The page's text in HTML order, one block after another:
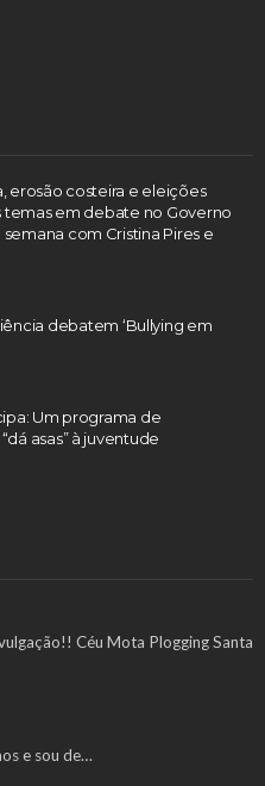
erosão costeira e eleições
temas em debate no Governo
com Cristina Pires e
debatem ‘Bullying em
Um programa de
asas” à juventude
Céu Mota Plogging Santa
e sou de…